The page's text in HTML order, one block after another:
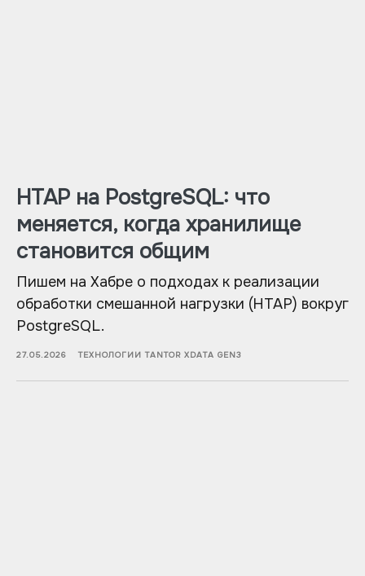
HTAP на PostgreSQL: что
меняется, когда хранилище
становится общим
Пишем на Хабре о подходах к реализации
обработки смешанной нагрузки (HTAP) вокруг
PostgreSQL.
27.05.2026 ТЕХНОЛОГИИ TANTOR XDATA GEN3